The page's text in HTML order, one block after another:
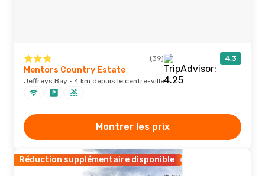
(39) 4,3
Mentors Country Estate
Jeffreys Bay · 4 km depuis le centre-ville
Montrer les prix
Réduction supplémentaire disponible